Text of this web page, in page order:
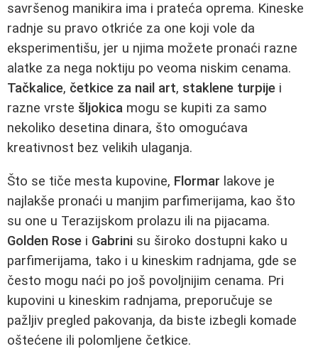
savršenog manikira ima i prateća oprema. Kineske
radnje su pravo otkriće za one koji vole da
eksperimentišu, jer u njima možete pronaći razne
alatke za nega noktiju po veoma niskim cenama.
Tačkalice, četkice za nail art, staklene turpije i
razne vrste šljokica mogu se kupiti za samo
nekoliko desetina dinara, što omogućava
kreativnost bez velikih ulaganja.
Što se tiče mesta kupovine, Flormar lakove je
najlakše pronaći u manjim parfimerijama, kao što
su one u Terazijskom prolazu ili na pijacama.
Golden Rose i Gabrini su široko dostupni kako u
parfimerijama, tako i u kineskim radnjama, gde se
često mogu naći po još povoljnijim cenama. Pri
kupovini u kineskim radnjama, preporučuje se
pažljiv pregled pakovanja, da biste izbegli komade
oštećene ili polomljene četkice.